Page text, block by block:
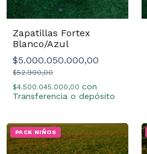
Zapatillas Fortex
Blanco/Azul
$5.000.050.000,00
$52.900,00
$4.500.045.000,00 con
Transferencia o depósito
PACK NIÑOS